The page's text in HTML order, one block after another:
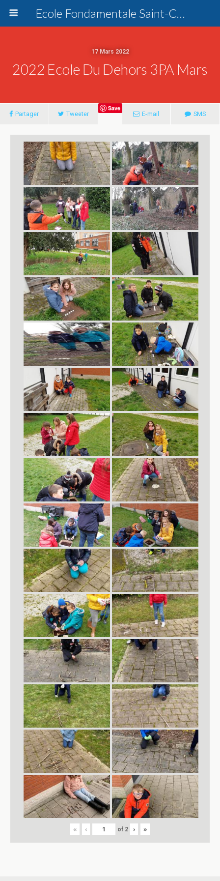
Ecole Fondamentale Saint-Charles Dottignies
17 Mars 2022
2022 Ecole Du Dehors 3PA Mars
Partager Tweeter
Save
E-mail
SMS
« ‹ of 2 › »